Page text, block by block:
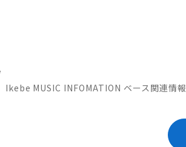
Ikebe MUSIC INFOMATION ベース関連情報